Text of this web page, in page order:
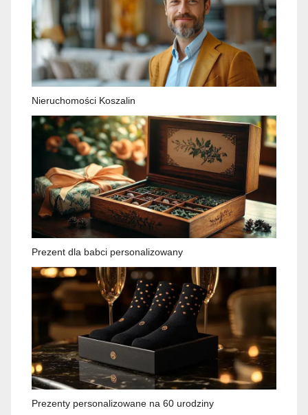
Nieruchomości Koszalin
Prezent dla babci personalizowany
Prezenty personalizowane na 60 urodziny